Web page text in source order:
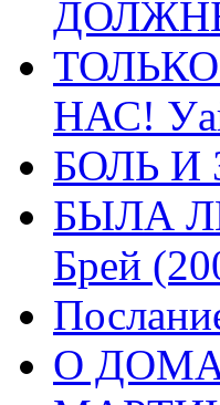
НАС!
БОЛЬ И
БЫЛА
Брей
О